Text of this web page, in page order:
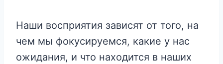
Наши восприятия зависят от того, на
чем мы фокусируемся, какие у нас
ожидания, и что находится в наших